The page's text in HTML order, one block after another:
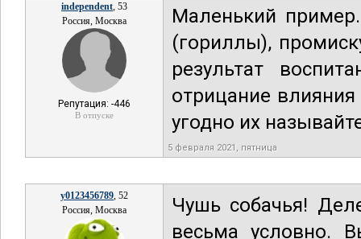
independent, 53
Россия, Москва
Репутация: -446
В отпуске
Маленький
(гориллы),
результат
отрицание
угодно их
5 февраля 2021, пятница
y0123456789, 52
Россия, Москва
Чушь собачья!
весьма условно.